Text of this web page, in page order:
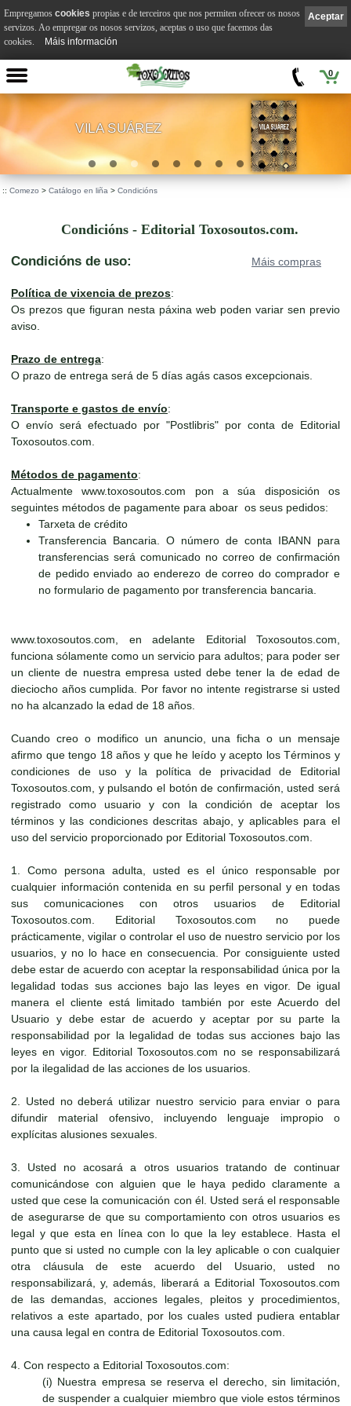
0
VILA SUÁREZ
:: Comezo > Catálogo en liña > Condicións
Condicións - Editorial Toxosoutos.com.
Máis compras
Condicións de uso:
Política de vixencia de prezos:
Os prezos que figuran nesta páxina web poden variar sen previo
aviso.
Prazo de entrega:
O prazo de entrega será de 5 días agás casos excepcionais.
Transporte e gastos de envío:
O envío será efectuado por "Postlibris" por conta de Editorial
Toxosoutos.com.
Métodos de pagamento:
Actualmente www.toxosoutos.com pon a súa disposición os
seguintes métodos de pagamente para aboar os seus pedidos:
Tarxeta de crédito
Transferencia Bancaria. O número de conta IBANN para
transferencias será comunicado no correo de confirmación
de pedido enviado ao enderezo de correo do comprador e
no formulario de pagamento por transferencia bancaria.
www.toxosoutos.com, en adelante Editorial Toxosoutos.com,
funciona sólamente como un servicio para adultos; para poder ser
un cliente de nuestra empresa usted debe tener la de edad de
dieciocho años cumplida. Por favor no intente registrarse si usted
no ha alcanzado la edad de 18 años.
Cuando creo o modifico un anuncio, una ficha o un mensaje
afirmo que tengo 18 años y que he leído y acepto los Términos y
condiciones de uso y la política de privacidad de Editorial
Toxosoutos.com, y pulsando el botón de confirmación, usted será
registrado como usuario y con la condición de aceptar los
términos y las condiciones descritas abajo, y aplicables para el
uso del servicio proporcionado por Editorial Toxosoutos.com.
1. Como persona adulta, usted es el único responsable por
cualquier información contenida en su perfil personal y en todas
sus comunicaciones con otros usuarios de Editorial
Toxosoutos.com. Editorial Toxosoutos.com no puede
prácticamente, vigilar o controlar el uso de nuestro servicio por los
usuarios, y no lo hace en consecuencia. Por consiguiente usted
debe estar de acuerdo con aceptar la responsabilidad única por la
legalidad todas sus acciones bajo las leyes en vigor. De igual
manera el cliente está limitado también por este Acuerdo del
Usuario y debe estar de acuerdo y aceptar por su parte la
responsabilidad por la legalidad de todas sus acciones bajo las
leyes en vigor. Editorial Toxosoutos.com no se responsabilizará
por la ilegalidad de las acciones de los usuarios.
2. Usted no deberá utilizar nuestro servicio para enviar o para
difundir material ofensivo, incluyendo lenguaje impropio o
explícitas alusiones sexuales.
3. Usted no acosará a otros usuarios tratando de continuar
comunicándose con alguien que le haya pedido claramente a
usted que cese la comunicación con él. Usted será el responsable
de asegurarse de que su comportamiento con otros usuarios es
legal y que esta en línea con lo que la ley establece. Hasta el
punto que si usted no cumple con la ley aplicable o con cualquier
otra cláusula de este acuerdo del Usuario, usted no
responsabilizará, y, además, liberará a Editorial Toxosoutos.com
de las demandas, acciones legales, pleitos y procedimientos,
relativos a este apartado, por los cuales usted pudiera entablar
una causa legal en contra de Editorial Toxosoutos.com.
4. Con respecto a Editorial Toxosoutos.com:
(i) Nuestra empresa se reserva el derecho, sin limitación,
de suspender a cualquier miembro que viole estos términos
Aceptar
Empregamos cookies propias e de terceiros que nos permiten ofrecer os nosos
servizos. Ao empregar os nosos servizos, aceptas o uso que facemos das
cookies.
Máis información